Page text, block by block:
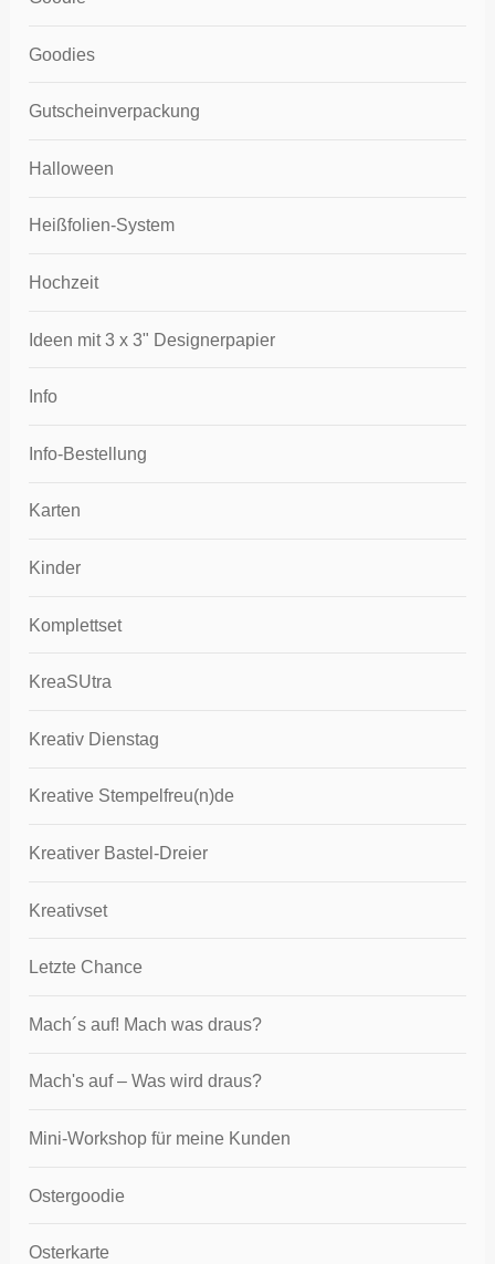
Goodies
Gutscheinverpackung
Halloween
Heißfolien-System
Hochzeit
Ideen mit 3 x 3" Designerpapier
Info
Info-Bestellung
Karten
Kinder
Komplettset
KreaSUtra
Kreativ Dienstag
Kreative Stempelfreu(n)de
Kreativer Bastel-Dreier
Kreativset
Letzte Chance
Mach´s auf! Mach was draus?
Mach's auf – Was wird draus?
Mini-Workshop für meine Kunden
Ostergoodie
Osterkarte